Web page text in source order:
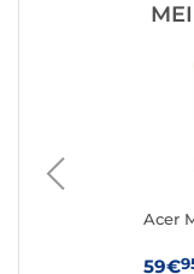
Acer
59€